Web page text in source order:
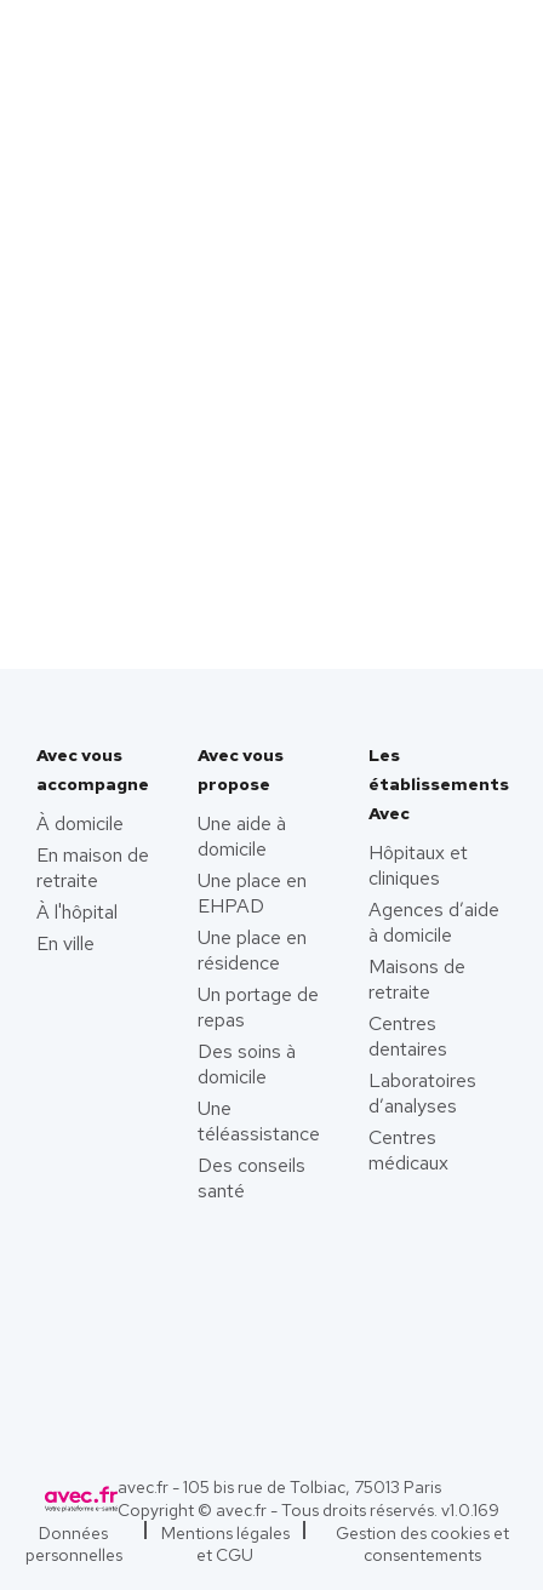
Avec vous
accompagne
À domicile
En maison de
retraite
À l'hôpital
En ville
Avec vous
propose
Une aide à
domicile
Une place en
EHPAD
Une place en
résidence
Un portage de
repas
Des soins à
domicile
Une
téléassistance
Des conseils
santé
Les
établissements
Avec
Hôpitaux et
cliniques
Agences d’aide
à domicile
Maisons de
retraite
Centres
dentaires
Laboratoires
d’analyses
Centres
médicaux
avec.fr - 105 bis rue de Tolbiac, 75013 Paris
Copyright © avec.fr - Tous droits réservés. v1.0.169
Données
personnelles
Mentions légales
et CGU
Gestion des cookies et
consentements